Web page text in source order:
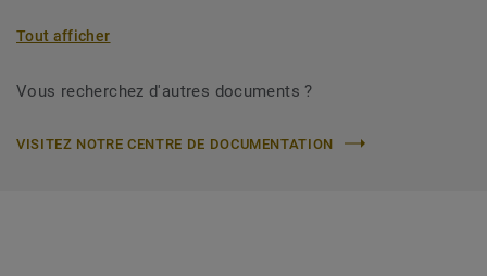
Tout afficher
Vous recherchez d'autres documents ?
VISITEZ NOTRE CENTRE DE DOCUMENTATION